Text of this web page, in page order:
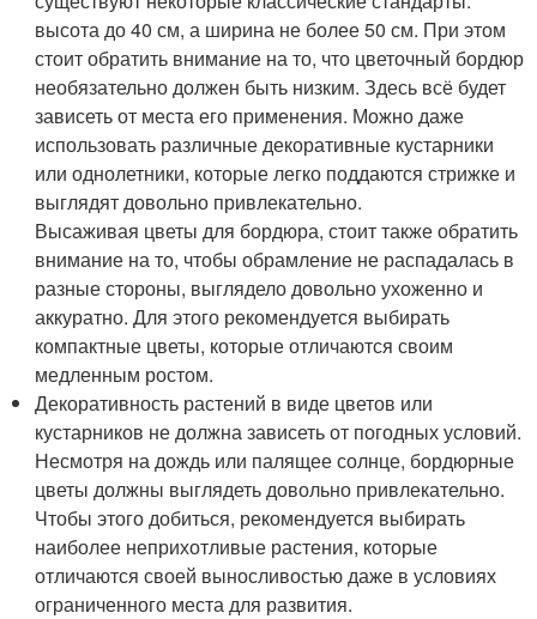
высота до 40 см, а ширина не более 50 см. При этом
стоит обратить внимание на то, что цветочный бордюр
необязательно должен быть низким. Здесь всё будет
зависеть от места его применения. Можно даже
использовать различные декоративные кустарники
или однолетники, которые легко поддаются стрижке и
выглядят довольно привлекательно.
Высаживая цветы для бордюра, стоит также обратить
внимание на то, чтобы обрамление не распадалась в
разные стороны, выглядело довольно ухоженно и
аккуратно. Для этого рекомендуется выбирать
компактные цветы, которые отличаются своим
медленным ростом.
Декоративность растений в виде цветов или
кустарников не должна зависеть от погодных условий.
Несмотря на дождь или палящее солнце, бордюрные
цветы должны выглядеть довольно привлекательно.
Чтобы этого добиться, рекомендуется выбирать
наиболее неприхотливые растения, которые
отличаются своей выносливостью даже в условиях
ограниченного места для развития.